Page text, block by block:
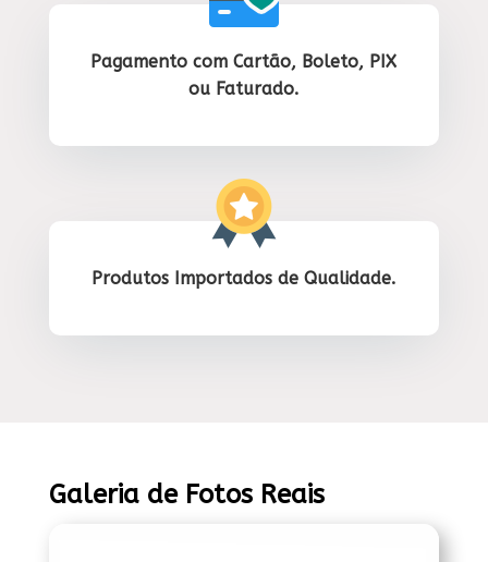
Pagamento com Cartão, Boleto, PIX
ou Faturado.
Produtos Importados de Qualidade.
Galeria de Fotos Reais